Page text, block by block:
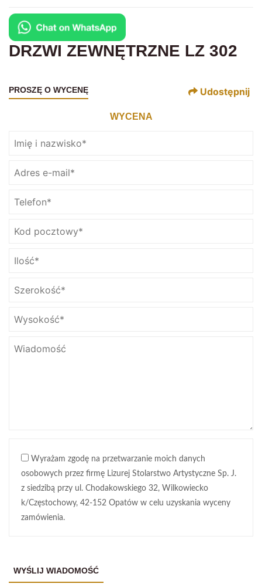
DRZWI ZEWNĘTRZNE LZ 302
PROSZĘ O WYCENĘ Udostępnij
WYCENA
Wyrażam zgodę na przetwarzanie moich danych
osobowych przez firmę Lizurej Stolarstwo Artystyczne Sp. J.
z siedzibą przy ul. Chodakowskiego 32, Wilkowiecko
k/Częstochowy, 42-152 Opatów w celu uzyskania wyceny
zamówienia.